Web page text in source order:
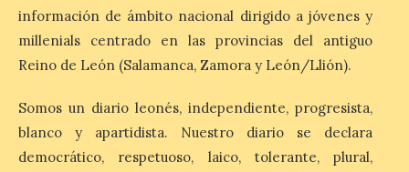
Los días 7, 8 y 9 de agosto
de 2026, Camarzana de
Tera volverá a convertirse
en punto de encuentro,
con la Villa Romana de
música en directo mueve grandes
fenómenos de […]
información de ámbito nacional dirigido a jóvenes y
millenials centrado en las provincias del antiguo
Reino de León (Salamanca, Zamora y León/Llión).
Somos un diario leonés, independiente, progresista,
blanco y apartidista. Nuestro diario se declara
democrático, respetuoso, laico, tolerante, plural,